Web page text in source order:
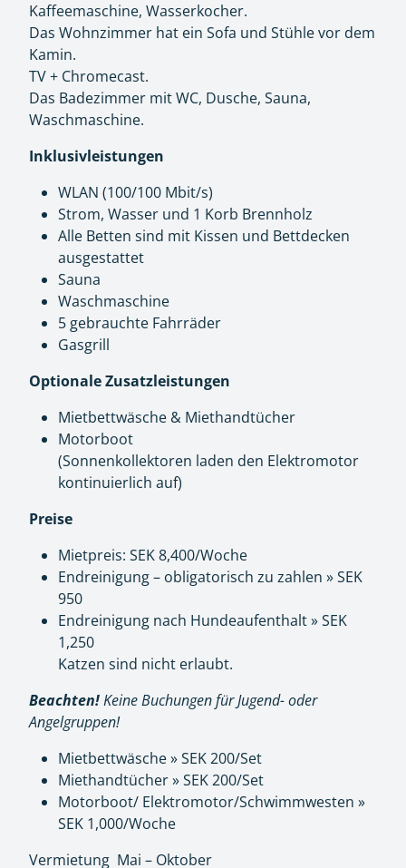
Kaffeemaschine, Wasserkocher.
Das Wohnzimmer hat ein Sofa und Stühle vor dem
Kamin.
TV + Chromecast.
Das Badezimmer mit WC, Dusche, Sauna,
Waschmaschine.
Inklusivleistungen
WLAN (100/100 Mbit/s)
Strom, Wasser und 1 Korb Brennholz
Alle Betten sind mit Kissen und Bettdecken
ausgestattet
Sauna
Waschmaschine
5 gebrauchte Fahrräder
Gasgrill
Optionale Zusatzleistungen
Mietbettwäsche & Miethandtücher
Motorboot
(Sonnenkollektoren laden den Elektromotor
kontinuierlich auf)
Preise
Mietpreis: SEK 8,400/Woche
Endreinigung – obligatorisch zu zahlen » SEK
950
Endreinigung nach Hundeaufenthalt » SEK
1,250
Katzen sind nicht erlaubt.
Beachten!Keine Buchungen für Jugend- oder
Angelgruppen!
Mietbettwäsche » SEK 200/Set
Miethandtücher » SEK 200/Set
Motorboot/ Elektromotor/Schwimmwesten »
SEK 1,000/Woche
Vermietung Mai – Oktober